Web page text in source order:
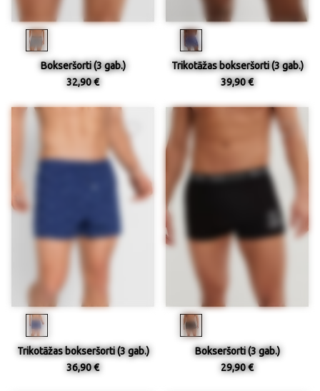
Bokseršorti (3 gab.)
32,90 €
Trikotāžas bokseršorti (3 gab.)
39,90 €
Trikotāžas bokseršorti (3 gab.)
36,90 €
Bokseršorti (3 gab.)
29,90 €